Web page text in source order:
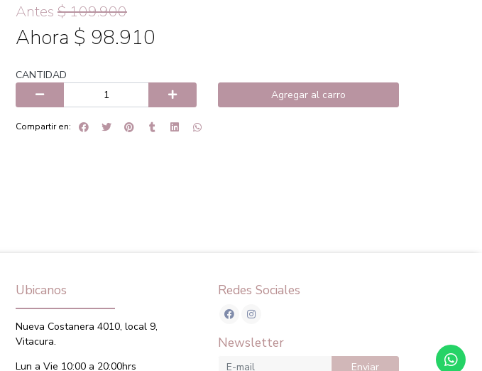
Antes $ 109.900
Ahora $ 98.910
CANTIDAD
Agregar al carro
Compartir en:
Ubicanos
Nueva Costanera 4010, local 9,
Vitacura.
Lun a Vie 10:00 a 20:00hrs
Redes Sociales
Newsletter
Enviar